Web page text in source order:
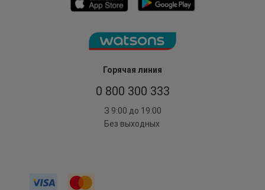
Горячая линия
0 800 300 333
З 9:00 до 19:00
Без выходных